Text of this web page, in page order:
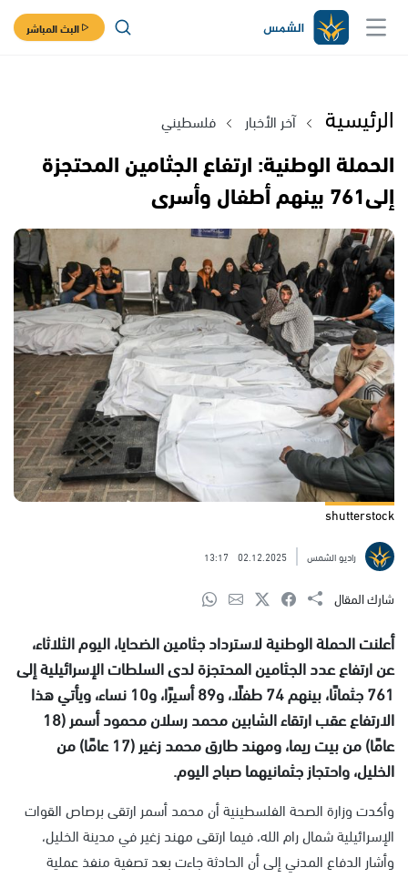
البث المباشر
الرئيسية آخر الأخبار فلسطيني
الحملة الوطنية: ارتفاع الجثامين المحتجزة
إلى761 بينهم أطفال وأسرى
shutterstock
راديو الشمس 02.12.2025
13:17
شارك المقال
أعلنت الحملة الوطنية لاسترداد جثامين الضحايا، اليوم الثلاثاء،
عن ارتفاع عدد الجثامين المحتجزة لدى السلطات الإسرائيلية إلى
761 جثمانًا، بينهم 74 طفلًا، و89 أسيرًا، و10 نساء، ويأتي هذا
الارتفاع عقب ارتقاء الشابين محمد رسلان محمود أسمر (18
عامًا) من بيت ريما، ومهند طارق محمد زغير (17 عامًا) من
الخليل، واحتجاز جثمانيهما صباح اليوم.
وأكدت وزارة الصحة الفلسطينية أن محمد أسمر ارتقى برصاص القوات
الإسرائيلية شمال رام الله، فيما ارتقى مهند زغير في مدينة الخليل،
وأشار الدفاع المدني إلى أن الحادثة جاءت بعد تصفية منفذ عملية